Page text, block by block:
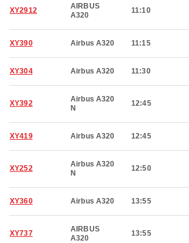
XY2912
AIRBUS
A320
11:10
XY390 Airbus A320 11:15
XY304 Airbus A320 11:30
XY392
Airbus A320
N
12:45
XY419 Airbus A320 12:45
XY252
Airbus A320
N
12:50
XY360 Airbus A320 13:55
XY737
AIRBUS
A320
13:55